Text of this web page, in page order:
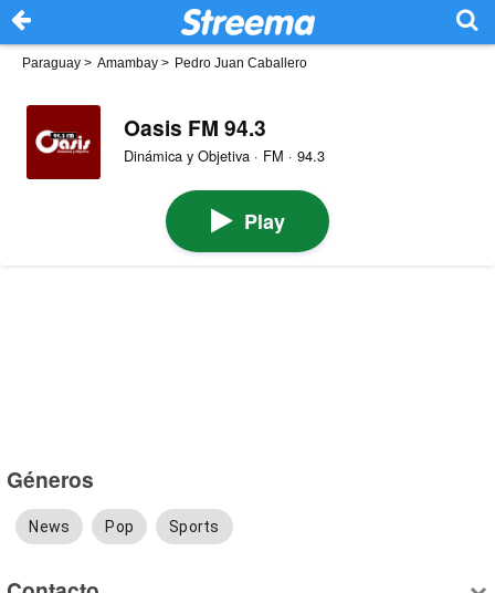
Paraguay > Amambay > Pedro Juan Caballero
Oasis FM 94.3
Dinámica y Objetiva · FM · 94.3
Play
Géneros
News Pop Sports